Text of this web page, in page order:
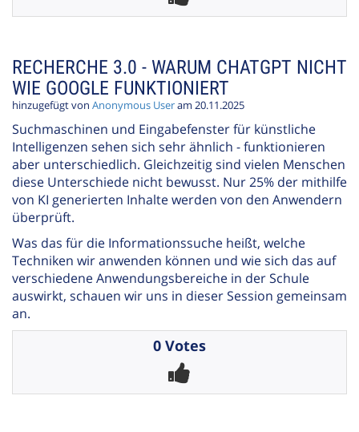
RECHERCHE 3.0 - WARUM CHATGPT NICHT
WIE GOOGLE FUNKTIONIERT
hinzugefügt von Anonymous Useram 20.11.2025
Suchmaschinen und Eingabefenster für künstliche
Intelligenzen sehen sich sehr ähnlich - funktionieren
aber unterschiedlich. Gleichzeitig sind vielen Menschen
diese Unterschiede nicht bewusst. Nur 25% der mithilfe
von KI generierten Inhalte werden von den Anwendern
überprüft.
Was das für die Informationssuche heißt, welche
Techniken wir anwenden können und wie sich das auf
verschiedene Anwendungsbereiche in der Schule
auswirkt, schauen wir uns in dieser Session gemeinsam
an.
0 Votes